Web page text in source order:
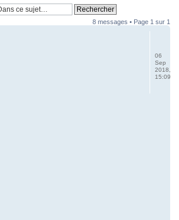
8 messages • Page 1 sur 1
06
Sep
2018,
15:09